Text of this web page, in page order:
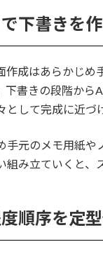
下書きを
作成はあらかじめ
下書きの段階か
として完成に近づ
手元のメモ用紙や
組み立ていくと、
順序を定